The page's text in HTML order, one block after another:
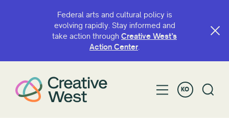
Federal arts and cultural policy is
evolving rapidly. Stay informed and
take action through Creative West’s
Action Center.
KO